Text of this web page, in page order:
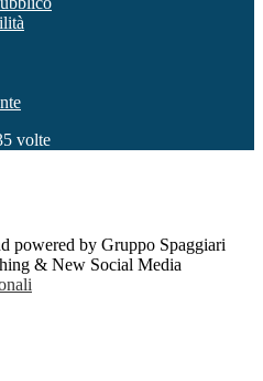
volte
powered by Gruppo Spaggiari
& New Social Media